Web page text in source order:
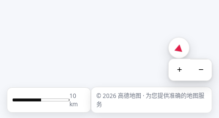
+ −
10
km
© 2026 高德地图 · 为您提供准确的地图服
务